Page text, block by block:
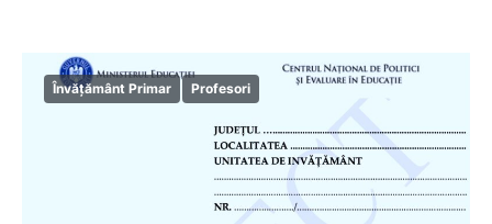
Învățământ Primar Profesori